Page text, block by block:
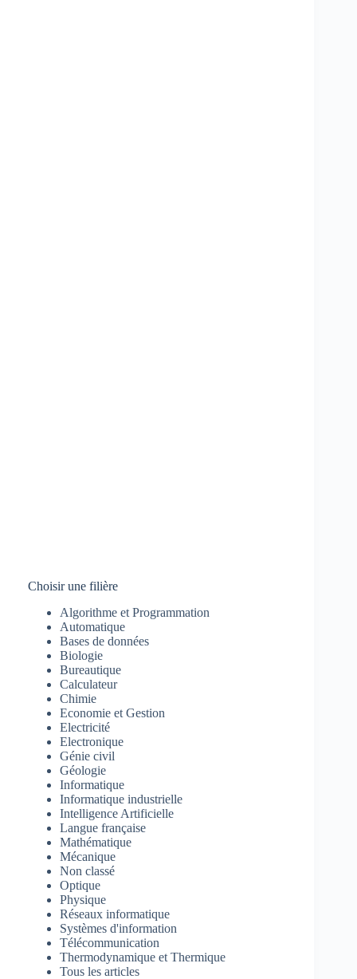
Choisir une filière
Algorithme et Programmation
Automatique
Bases de données
Biologie
Bureautique
Calculateur
Chimie
Economie et Gestion
Electricité
Electronique
Génie civil
Géologie
Informatique
Informatique industrielle
Intelligence Artificielle
Langue française
Mathématique
Mécanique
Non classé
Optique
Physique
Réseaux informatique
Systèmes d'information
Télécommunication
Thermodynamique et Thermique
Tous les articles